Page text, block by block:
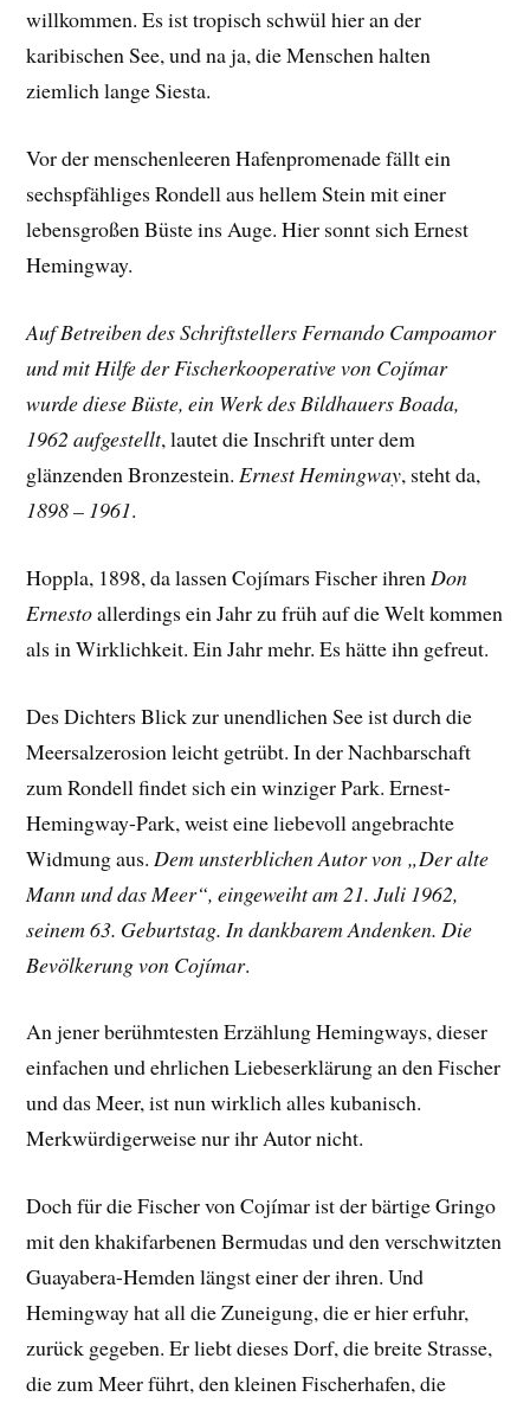
willkommen. Es ist tropisch schwül hier an der
karibischen See, und na ja, die Menschen halten
ziemlich lange Siesta.
Vor der menschenleeren Hafenpromenade fällt ein
sechspfähliges Rondell aus hellem Stein mit einer
lebensgroßen Büste ins Auge. Hier sonnt sich Ernest
Hemingway.
Auf Betreiben des Schriftstellers Fernando Campoamor
und mit Hilfe der Fischerkooperative von Cojímar
wurde diese Büste, ein Werk des Bildhauers Boada,
1962 aufgestellt, lautet die Inschrift unter dem
glänzenden Bronzestein.Ernest Hemingway, steht da,
1898 – 1961.
Hoppla, 1898, da lassen Cojímars Fischer ihren Don
Ernestoallerdings ein Jahr zu früh auf die Welt kommen
als in Wirklichkeit. Ein Jahr mehr. Es hätte ihn gefreut.
Des Dichters Blick zur unendlichen See ist durch die
Meersalzerosion leicht getrübt. In der Nachbarschaft
zum Rondell findet sich ein winziger Park. Ernest-
Hemingway-Park, weist eine liebevoll angebrachte
Widmung aus. Dem unsterblichen Autor von „Der alte
Mann und das Meer“, eingeweiht am 21. Juli 1962,
seinem 63. Geburtstag. In dankbarem Andenken. Die
Bevölkerung von Cojímar.
An jener berühmtesten Erzählung Hemingways, dieser
einfachen und ehrlichen Liebeserklärung an den Fischer
und das Meer, ist nun wirklich alles kubanisch.
Merkwürdigerweise nur ihr Autor nicht.
Doch für die Fischer von Cojímar ist der bärtige Gringo
mit den khakifarbenen Bermudas und den verschwitzten
Guayabera-Hemden längst einer der ihren. Und
Hemingway hat all die Zuneigung, die er hier erfuhr,
zurück gegeben. Er liebt dieses Dorf, die breite Strasse,
die zum Meer führt, den kleinen Fischerhafen, die